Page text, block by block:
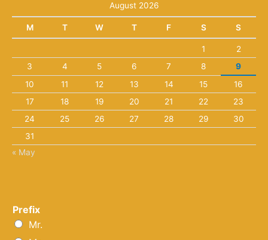
August 2026
M T W T F S S
1
2
3
4 5 6 7 8
9
10
11 12 13 14 15
16
17
18 19 20 21 22
23
24
25 26 27 28 29
30
31
« May
Prefix
Mr.